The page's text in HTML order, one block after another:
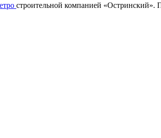
строительной компанией «Остринский».